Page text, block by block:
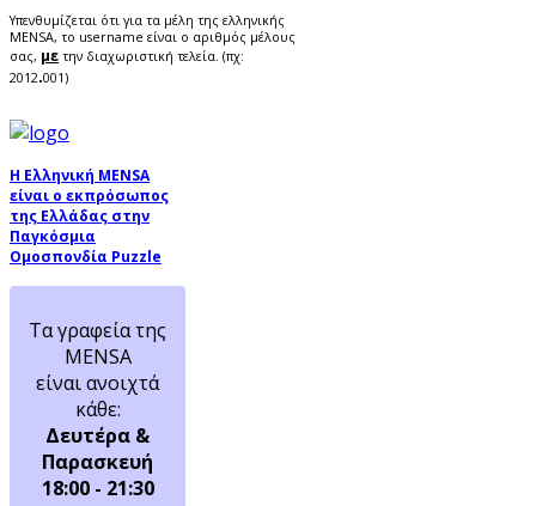
Υπενθυμίζεται ότι για τα μέλη της ελληνικής
MENSA, το username είναι ο αριθμός μέλους
σας, με την διαχωριστική τελεία. (πχ:
2012.001)
Η Ελληνική MENSA
είναι ο εκπρόσωπος
της Ελλάδας στην
Παγκόσμια
Ομοσπονδία Puzzle
Τα γραφεία της
MENSA
είναι ανοιχτά
κάθε:
Δευτέρα &
Παρασκευή
18:00 - 21:30